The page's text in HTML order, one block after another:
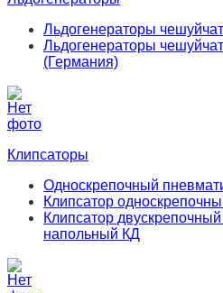
Льдогенераторы
Льдогенераторы
(Германия)
Клипсаторы
Односкрепочный
Клипсатор
Клипсатор
напольный КД